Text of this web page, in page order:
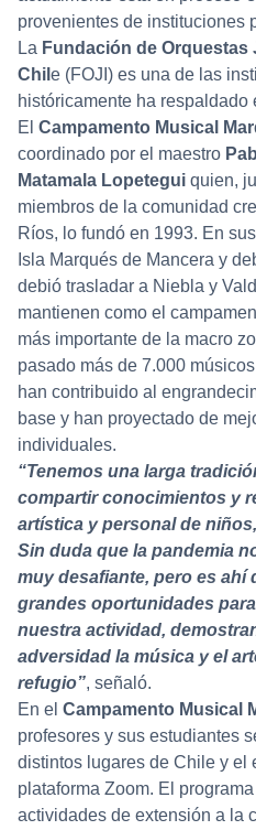
provenientes de instituciones
La Fundación de
Chil e (FOJI) es una de las
históricamente ha respaldado
El Campamento Musical
coordinado por el maestro
Matamala Lopetegui quien,
miembros de la comunidad
Ríos, lo fundó en 1993. En
Isla Marqués de Mancera y
debió trasladar a Niebla y
mantienen como el
más importante de la macro
pasado más de 7.000
han contribuido al
base y han proyectado de
individuales.
“Tenemos una larga
compartir conocimientos y
artística y personal de
Sin duda que la pandemia
muy desafiante, pero es ahí
grandes oportunidades
nuestra actividad,
adversidad la música y el
refugio”, señaló.
En el Campamento Musical
profesores y sus estudiantes
distintos lugares de Chile y el
plataforma Zoom. El
actividades de extensión a la